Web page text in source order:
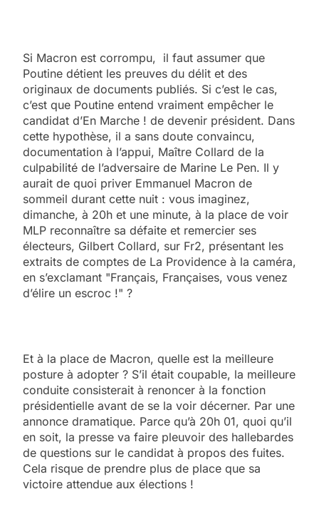
Si Macron est corrompu, il faut assumer que
Poutine détient les preuves du délit et des
originaux de documents publiés. Si c’est le cas,
c’est que Poutine entend vraiment empêcher le
candidat d’En Marche ! de devenir président. Dans
cette hypothèse, il a sans doute convaincu,
documentation à l’appui, Maître Collard de la
culpabilité de l’adversaire de Marine Le Pen. Il y
aurait de quoi priver Emmanuel Macron de
sommeil durant cette nuit : vous imaginez,
dimanche, à 20h et une minute, à la place de voir
MLP reconnaître sa défaite et remercier ses
électeurs, Gilbert Collard, sur Fr2, présentant les
extraits de comptes de La Providence à la caméra,
en s’exclamant "Français, Françaises, vous venez
d’élire un escroc !" ?
Et à la place de Macron, quelle est la meilleure
posture à adopter ? S’il était coupable, la meilleure
conduite consisterait à renoncer à la fonction
présidentielle avant de se la voir décerner. Par une
annonce dramatique. Parce qu’à 20h 01, quoi qu’il
en soit, la presse va faire pleuvoir des hallebardes
de questions sur le candidat à propos des fuites.
Cela risque de prendre plus de place que sa
victoire attendue aux élections !